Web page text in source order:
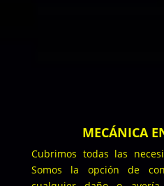
MECÁNICA
Cubrimos todas las
Somos la opción de